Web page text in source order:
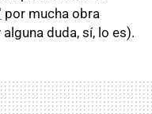
por mucha obra
duda, sí, lo es).